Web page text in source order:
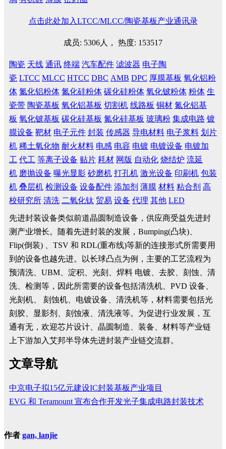
点击此处加入LTCC/MLCC/陶瓷基板产业通讯录
成员: 5306人， 热度: 153517
陶瓷 天线 通讯 终端 汽车配件 滤波器 电子陶
瓷 LTCC MLCC HTCC DBC AMB DPC 厚膜基板 氧化铝粉
体 氮化铝粉体 氮化硅粉体 碳化硅粉体 氧化铍粉体 粉体 生
瓷带 陶瓷基板 氧化铝基板 切割机 线路板 铜材 氮化铝基
板 氧化铍基板 碳化硅基板 氮化硅基板 玻璃粉 集成电路 镀
膜设备 靶材 电子元件 封装 传感器 导电材料 电子浆料 划片
机 稀土氧化物 耐火材料 电感 电容 电镀 电镀设备 电镀加
工 代工 等离子设备 贴片 耗材 网版 自动化 烧结炉 流延
机 磨抛设备 曝光显影 砂磨机 打孔机 激光设备 印刷机 包装
机 叠层机 检测设备 设备配件 添加剂 薄膜 材料 粘合剂 高
校研究所 清洗 二氧化钛 贸易 设备 代理 其他 LED
先进封装设备类似前道晶圆制造设备，供应商受益先进封
测产业增长。随着先进封装的发展，Bumping(凸块)、
Flip(倒装) 、TSV 和 RDL(重布线)等新的连接形式所需要用
到的设备也越先进。以长球凸点为例，主要的工艺流程为
预清洗、UBM、淀积、光刻、焊料 电镀、去胶、刻蚀、清
洗、检测等，因此所需要的设备包括清洗机、PVD 设备、
光刻机、 刻蚀机、电镀设备、清洗机等，材料需要包括光
刻胶、显影剂、刻蚀液、清洗液等。为促进行业发展，互
通有无，欢迎芯片设计、晶圆制造、装备、材料等产业链
上下游加入艾邦半导体先进封装产业链交流群。
文章导航
中京电子拟15亿元建设IC封装基板产业项目
EVG 和 Teramount 宣布合作开发光子集成电路封装技术
作者 gan, lanjie